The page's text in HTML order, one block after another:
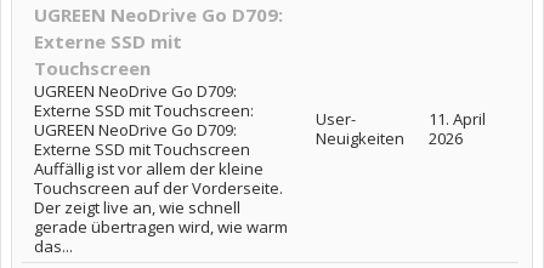
UGREEN NeoDrive Go D709:
Externe SSD mit
Touchscreen
UGREEN NeoDrive Go D709:
Externe SSD mit Touchscreen:
UGREEN NeoDrive Go D709:
Externe SSD mit Touchscreen
Auffällig ist vor allem der kleine
Touchscreen auf der Vorderseite.
Der zeigt live an, wie schnell
gerade übertragen wird, wie warm
das...
User-
Neuigkeiten
11. April
2026